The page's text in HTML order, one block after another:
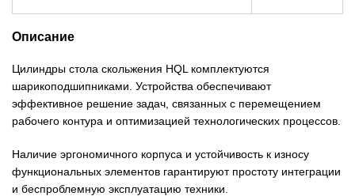
Описание
Цилиндры стола скольжения HQL комплектуются
шарикоподшипниками. Устройства обеспечивают
эффективное решение задач, связанных с перемещением
рабочего контура и оптимизацией технологических процессов.
Наличие эргономичного корпуса и устойчивость к износу
функциональных элементов гарантируют простоту интеграции
и беспроблемную эксплуатацию техники.